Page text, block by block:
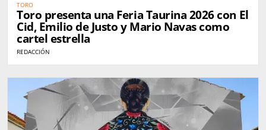
TORO
Toro presenta una Feria Taurina 2026 con El
Cid, Emilio de Justo y Mario Navas como
cartel estrella
REDACCIÓN